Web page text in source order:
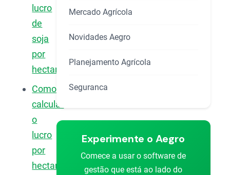
lucro
de
soja
por
hectare?
Como
calcular
o
lucro
por
hectare
Mercado Agrícola
Novidades Aegro
Planejamento Agrícola
Seguranca
Experimente o Aegro
Comece a usar o software de
gestão que está ao lado do